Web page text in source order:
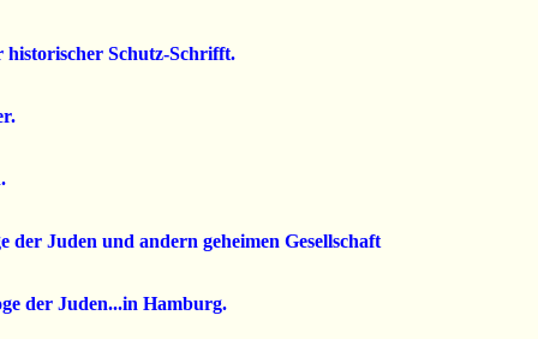
Schutz-Schrifft.
Juden und andern geheimen Gesellschaft
der Juden...in Hamburg.